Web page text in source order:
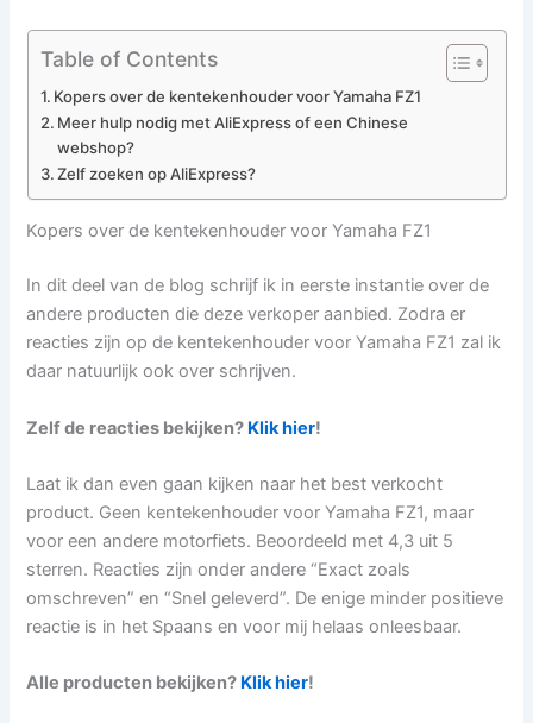
Table of Contents
Kopers over de kentekenhouder voor Yamaha FZ1
Meer hulp nodig met AliExpress of een Chinese
webshop?
Zelf zoeken op AliExpress?
Kopers over de kentekenhouder voor Yamaha FZ1
In dit deel van de blog schrijf ik in eerste instantie over de
andere producten die deze verkoper aanbied. Zodra er
reacties zijn op de kentekenhouder voor Yamaha FZ1 zal ik
daar natuurlijk ook over schrijven.
Zelf de reacties bekijken? Klik hier!
Laat ik dan even gaan kijken naar het best verkocht
product. Geen kentekenhouder voor Yamaha FZ1, maar
voor een andere motorfiets. Beoordeeld met 4,3 uit 5
sterren. Reacties zijn onder andere “Exact zoals
omschreven” en “Snel geleverd”. De enige minder positieve
reactie is in het Spaans en voor mij helaas onleesbaar.
Alle producten bekijken? Klik hier!